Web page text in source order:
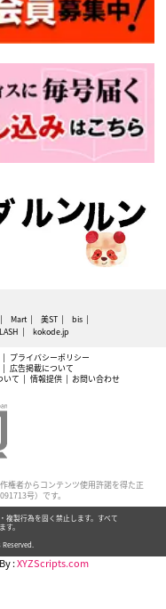
Mart 美ST
bis
kokode.jp
プライバシーポリシー
広告掲載について
いて 情報提供 お問い合わせ
権者からコンテンツ使用許諾を得た正
号）です。
複製行為を固く禁止します。すべて
す。
:XYZScripts.com